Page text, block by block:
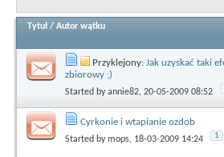
Tytuł / Autor wątku
Przyklejony: Jak uzyskać taki
zbiorowy ;)
Started byannie82, 20-05-2009 08:52
Cyrkonie i wtapianie ozdob
Started bymops, 18-03-2009 14:24 1